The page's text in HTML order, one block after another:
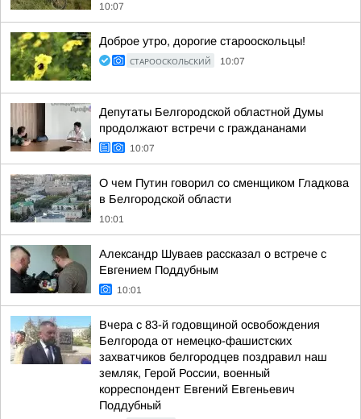
10:07
Доброе утро, дорогие старооскольцы!
СТАРООСКОЛЬСКИЙ 10:07
Депутаты Белгородской областной Думы
продолжают встречи с граждананами
10:07
О чем Путин говорил со сменщиком Гладкова
в Белгородской области
10:01
Александр Шуваев рассказал о встрече с
Евгением Поддубным
10:01
Вчера с 83-й годовщиной освобождения
Белгорода от немецко-фашистских
захватчиков белгородцев поздравил наш
земляк, Герой России, военный
корреспондент Евгений Евгеньевич
Поддубный